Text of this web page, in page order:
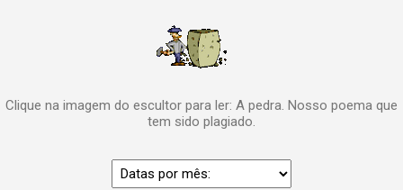
Clique na imagem do escultor para ler: A pedra. Nosso poema que
tem sido plagiado.